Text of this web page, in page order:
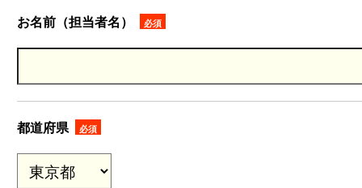
お名前（担当者名） 必須
都道府県 必須